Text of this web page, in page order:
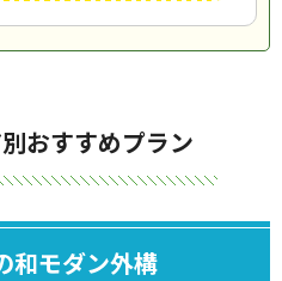
おすすめプラン
和モダン外構